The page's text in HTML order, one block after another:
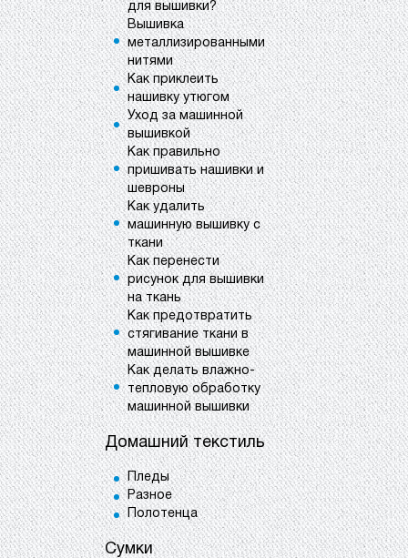
для вышивки?
Вышивка
металлизированными
нитями
Как приклеить
нашивку утюгом
Уход за машинной
вышивкой
Как правильно
пришивать нашивки и
шевроны
Как удалить
машинную вышивку с
ткани
Как перенести
рисунок для вышивки
на ткань
Как предотвратить
стягивание ткани в
машинной вышивке
Как делать влажно-
тепловую обработку
машинной вышивки
Домашний текстиль
Пледы
Разное
Полотенца
Сумки